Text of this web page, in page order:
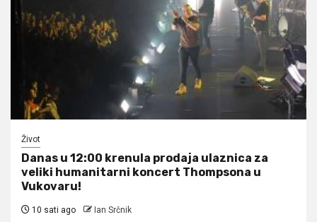
Život
Danas u 12:00 krenula prodaja ulaznica za
veliki humanitarni koncert Thompsona u
Vukovaru!
10 sati ago Ian Srčnik